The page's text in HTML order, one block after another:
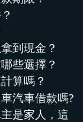
到現金？
些選擇？
算嗎？
汽車借款嗎?
是家人，這